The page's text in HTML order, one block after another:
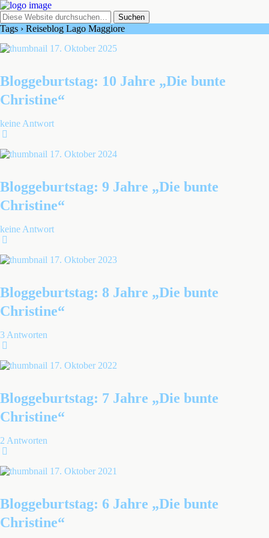
Tags › Reiseblog Lago Maggiore
17. Oktober 2025
Bloggeburtstag: 10 Jahre „Die bunte
Christine“
keine Antwort
17. Oktober 2024
Bloggeburtstag: 9 Jahre „Die bunte
Christine“
keine Antwort
17. Oktober 2023
Bloggeburtstag: 8 Jahre „Die bunte
Christine“
3 Antworten
17. Oktober 2022
Bloggeburtstag: 7 Jahre „Die bunte
Christine“
2 Antworten
17. Oktober 2021
Bloggeburtstag: 6 Jahre „Die bunte
Christine“